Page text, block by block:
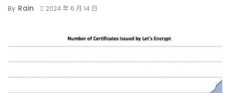
By Rain 2024 年 6 月 14 日